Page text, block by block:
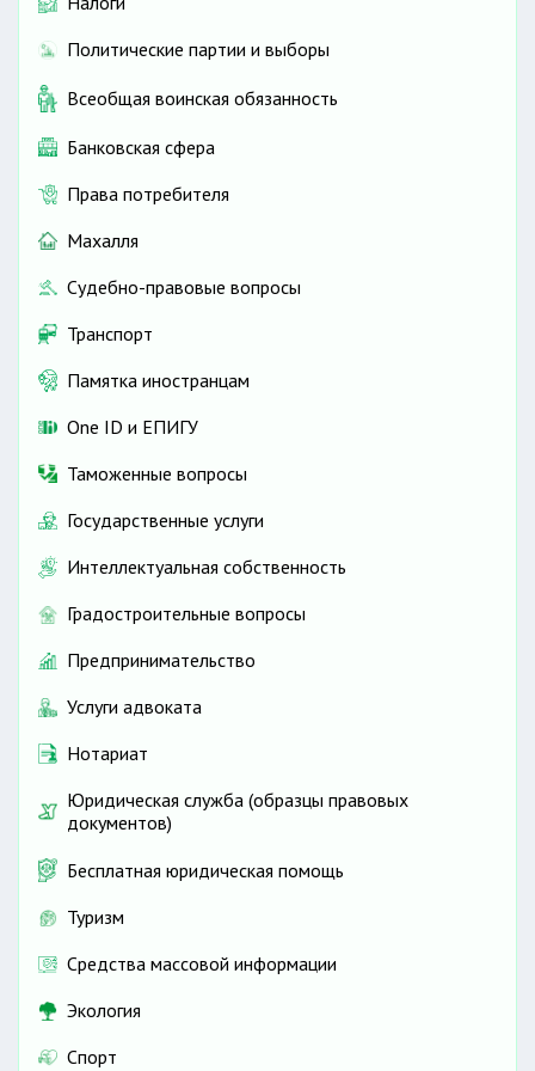
Политические партии и выборы
Всеобщая воинская обязанность
Банковская сфера
Права потребителя
Махалля
Судебно-правовые вопросы
Транспорт
Памятка иностранцам
One ID и ЕПИГУ
Таможенные вопросы
Государственные услуги
Интеллектуальная собственность
Градостроительные вопросы
Предпринимательство
Услуги адвоката
Нотариат
Юридическая служба (образцы правовых
документов)
Бесплатная юридическая помощь
Туризм
Средства массовой информации
Экология
Спорт